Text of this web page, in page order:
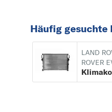
Häufig gesuchte
LAND
ROVER